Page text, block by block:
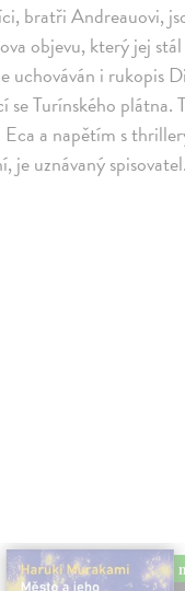
bratři Andreauovi,
objevu, který jej
uchováván i rukopis
Turínského plátna.
a napětím s
je uznávaný